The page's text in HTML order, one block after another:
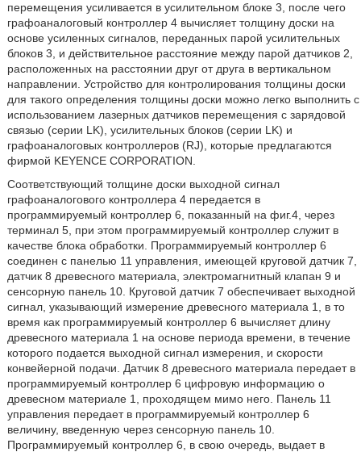
перемещения усиливается в усилительном блоке 3, после чего
графоаналоговый контроллер 4 вычисляет толщину доски на
основе усиленных сигналов, переданных парой усилительных
блоков 3, и действительное расстояние между парой датчиков 2,
расположенных на расстоянии друг от друга в вертикальном
направлении. Устройство для контролирования толщины доски
для такого определения толщины доски можно легко выполнить с
использованием лазерных датчиков перемещения с зарядовой
связью (серии LK), усилительных блоков (серии LK) и
графоаналоговых контроллеров (RJ), которые предлагаются
фирмой KEYENCE CORPORATION.
Соответствующий толщине доски выходной сигнал
графоаналогового контроллера 4 передается в
программируемый контроллер 6, показанный на фиг.4, через
терминал 5, при этом программируемый контроллер служит в
качестве блока обработки. Программируемый контроллер 6
соединен с панелью 11 управления, имеющей круговой датчик 7,
датчик 8 древесного материала, электромагнитный клапан 9 и
сенсорную панель 10. Круговой датчик 7 обеспечивает выходной
сигнал, указывающий измерение древесного материала 1, в то
время как программируемый контроллер 6 вычисляет длину
древесного материала 1 на основе периода времени, в течение
которого подается выходной сигнал измерения, и скорости
конвейерной подачи. Датчик 8 древесного материала передает в
программируемый контроллер 6 цифровую информацию о
древесном материале 1, проходящем мимо него. Панель 11
управления передает в программируемый контроллер 6
величину, введенную через сенсорную панель 10.
Программируемый контроллер 6, в свою очередь, выдает в